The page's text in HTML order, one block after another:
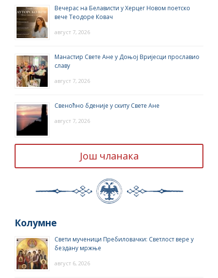
Вечерас на Белависти у Херцег Новом поетско
вече Теодоре Ковач
август 7, 2026
Манастир Свете Ане у Доњој Вријесци прославио
славу
август 7, 2026
Свеноћно бденије у скиту Свете Ане
август 7, 2026
Још чланака
Колумне
Свети мученици Пребиловачки: Светлост вере у
бездану мржње
август 6, 2026